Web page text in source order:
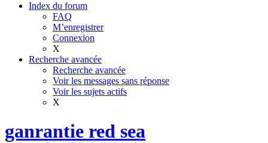
Index du forum
FAQ
M’enregistrer
Connexion
X
Recherche avancée
Recherche avancée
Voir les messages sans réponse
Voir les sujets actifs
X
ganrantie red sea